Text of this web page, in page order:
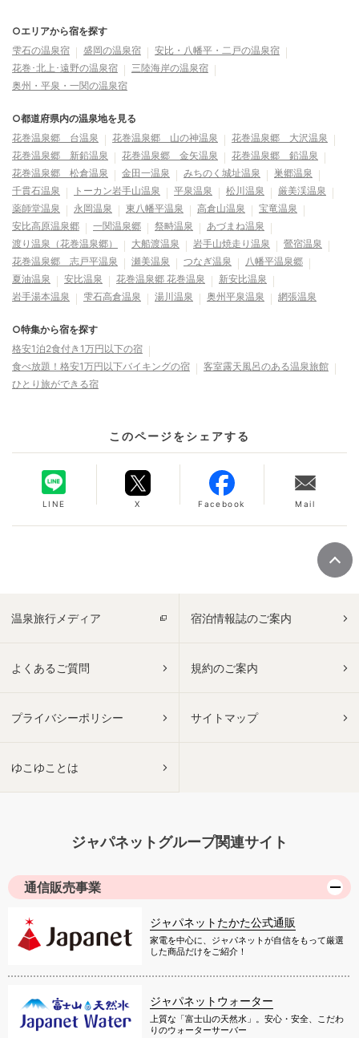
○エリアから宿を探す
雫石の温泉宿
盛岡の温泉宿
安比・八幡平・二戸の温泉宿
花巻･北上･遠野の温泉宿
三陸海岸の温泉宿
奥州・平泉・一関の温泉宿
○都道府県内の温泉地を見る
花巻温泉郷 台温泉
花巻温泉郷 山の神温泉
花巻温泉郷 大沢温泉
花巻温泉郷 新鉛温泉
花巻温泉郷 金矢温泉
花巻温泉郷 鉛温泉
花巻温泉郷 松倉温泉
金田一温泉 みちのく城址温泉
巣郷温泉
千貫石温泉
トーカン岩手山温泉 平泉温泉 松川温泉
厳美渓温泉
薬師堂温泉
永岡温泉 東八幡平温泉 高倉山温泉
宝竜温泉
安比高原温泉郷
一関温泉郷 祭畤温泉
あづまね温泉
渡り温泉（花巻温泉郷）
大船渡温泉 岩手山焼走り温泉
鶯宿温泉
花巻温泉郷 志戸平温泉
瀬美温泉 つなぎ温泉
八幡平温泉郷
夏油温泉
安比温泉 花巻温泉郷 花巻温泉
新安比温泉
岩手湯本温泉
雫石高倉温泉 湯川温泉 奥州平泉温泉 網張温泉
○特集から宿を探す
格安1泊2食付き1万円以下の宿
食べ放題！格安1万円以下バイキングの宿
客室露天風呂のある温泉旅館
ひとり旅ができる宿
このページをシェアする
LINE X Facebook Mail
温泉旅行メディア 宿泊情報誌のご案内
よくあるご質問 規約のご案内
プライバシーポリシー サイトマップ
ゆこゆことは
ジャパネットグループ関連サイト
通信販売事業
ジャパネットたかた公式通販
家電を中心に、ジャパネットが自信をもって厳選
した商品だけをご紹介！
ジャパネットウォーター
上質な「富士山の天然水」。安心・安全、こだわ
りのウォーターサーバー